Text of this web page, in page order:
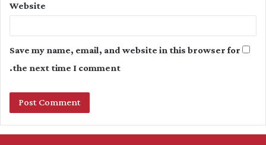
Website
Save my name, email, and website in this browser for
the next time I comment.